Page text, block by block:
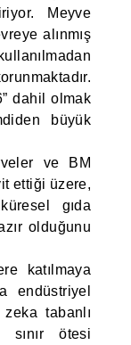
Meyve
alınmış
dahil olmak
büyük
ve BM
ettiği üzere,
gıda
olduğunu
katılmaya
endüstriyel
tabanlı
sınır ötesi